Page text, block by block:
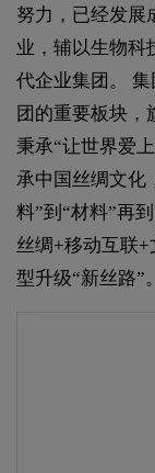
努力，已经发展
业，辅以生物科
代企业集团。
团的重要板块，
秉承“让世界爱
承中国丝绸文化
料”到“材料”再
丝绸+移动互联
型升级“新丝路”。